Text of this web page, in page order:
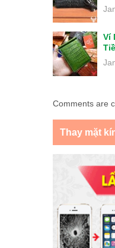
Ví
Comments are
Thay mặt